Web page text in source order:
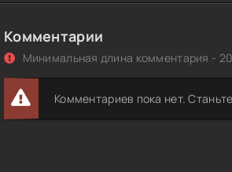
Комментарии
Минимальная длина комментария -
Комментариев пока нет.